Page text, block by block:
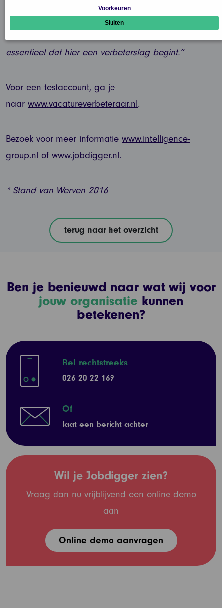
moesten steken in het trainen van de algoritmes.
essentieel dat hier een verbeterslag begint.”
Voor een testaccount, ga je
naar www.vacatureverbeteraar.nl.
Bezoek voor meer informatie www.intelligence-
group.nl of www.jobdigger.nl.
* Stand van Werven 2016
terug naar het overzicht
Ben je benieuwd naar wat wij voor
jouw organisatie kunnen
betekenen?
Bel rechtstreeks
026 20 22 169
Of
laat een bericht achter
Wil je Jobdigger zien?
Vraag dan nu vrijblijvend een online demo
aan
Online demo aanvragen